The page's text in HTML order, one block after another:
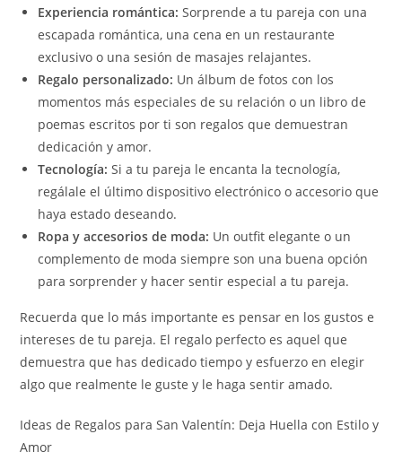
Experiencia romántica: Sorprende a tu pareja con una
escapada romántica, una cena en un restaurante
exclusivo o una sesión de masajes relajantes.
Regalo personalizado: Un álbum de fotos con los
momentos más especiales de su relación o un libro de
poemas escritos por ti son regalos que demuestran
dedicación y amor.
Tecnología: Si a tu pareja le encanta la tecnología,
regálale el último dispositivo electrónico o accesorio que
haya estado deseando.
Ropa y accesorios de moda: Un outfit elegante o un
complemento de moda siempre son una buena opción
para sorprender y hacer sentir especial a tu pareja.
Recuerda que lo más importante es pensar en los gustos e
intereses de tu pareja. El regalo perfecto es aquel que
demuestra que has dedicado tiempo y esfuerzo en elegir
algo que realmente le guste y le haga sentir amado.
Ideas de Regalos para San Valentín: Deja Huella con Estilo y
Amor